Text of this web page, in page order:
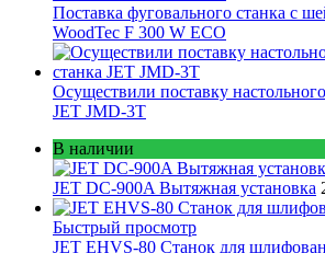
Поставка фуговального станка с
WoodTec F 300 W ECO
Осуществили поставку
JET JMD-3T
В наличии
JET DC-900A Вытяжная установка
Быстрый просмотр
JET EHVS-80 Станок для